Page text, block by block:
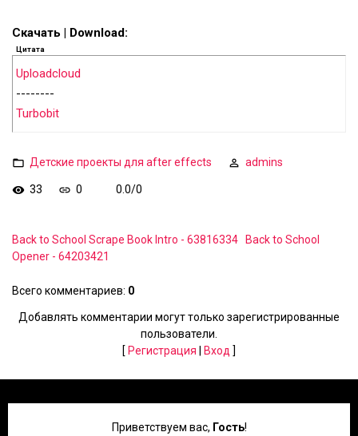
Скачать | Download:
Цитата
Uploadcloud
--------
Turbobit
Детские проекты для after effects admins
33 0 0.0/0
Back to School Scrape Book Intro - 63816334
Back to School
Opener - 64203421
Всего комментариев: 0
Добавлять комментарии могут только зарегистрированные
пользователи.
[ Регистрация Вход ]
Приветствуем вас, Гость!